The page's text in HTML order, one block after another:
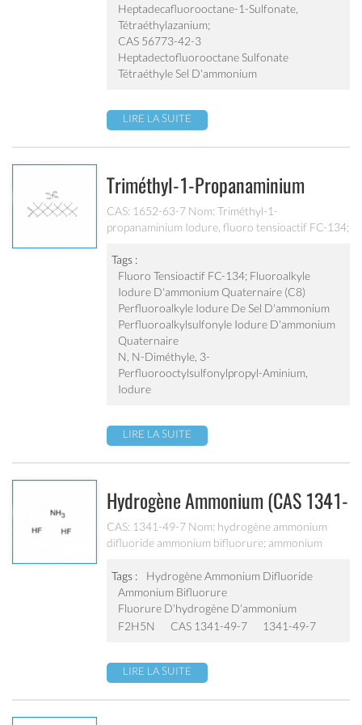
tétraéthylazanium;
Heptadecafluorooctane-1-Sulfonate,
Tétraéthylazanium;
CAS 56773-42-3
Heptadectofluorooctane Sulfonate
Tétraéthyle Sel D'ammonium
LIRE LA SUITE
Triméthyl-1-Propanaminium
Iodure (CAS 1652-63-7)
CAS: 1652-63-7 Nom: Triméthyl-1-
propanaminium Iodure, fluoro tensioactif FC-134;
(C8); perfluoroalkyle Sel d'ammonium Iodure;
perfluoroalkylsulfonyle Iodure d'ammonium
quaternaire; N, N-diméthyle, 3-
perfluorooctylsulfonylpropyl-aminium, iodure;
PerfluoroalkylsulfonylQuierNaryMonium sel de
sel Iodure; perfluoroalkylsulfonyl Quaternaire
Ammonium IoDides; FC-135;
Tags :
Fluoro Tensioactif FC-134; Fluoroalkyle
Iodure D'ammonium Quaternaire (C8)
Perfluoroalkyle Iodure De Sel D'ammonium
Perfluoroalkylsulfonyle Iodure D'ammonium
Quaternaire
N, N-Diméthyle, 3-
Perfluorooctylsulfonylpropyl-Aminium,
Iodure
LIRE LA SUITE
Hydrogène Ammonium (CAS 1341-
49-7) FC-106
CAS: 1341-49-7 Nom: hydrogène ammonium
difluoride ammonium bifluorure; ammonium
Tags :
Hydrogène Ammonium Difluoride
Ammonium Bifluorure
Fluorure D'hydrogène D'ammonium
F2H5N
CAS 1341-49-7 1341-49-7
LIRE LA SUITE